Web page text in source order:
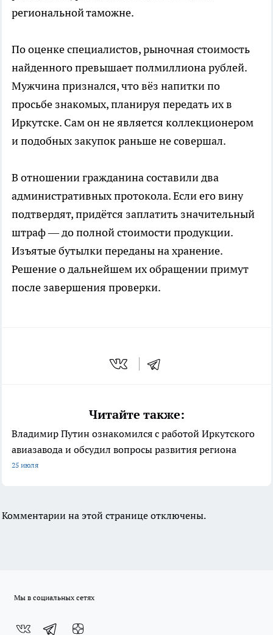
региональной таможне.
По оценке специалистов, рыночная стоимость
найденного превышает полмиллиона рублей.
Мужчина признался, что вёз напитки по
просьбе знакомых, планируя передать их в
Иркутске. Сам он не является коллекционером
и подобных закупок раньше не совершал.
В отношении гражданина составили два
административных протокола. Если его вину
подтвердят, придётся заплатить значительный
штраф — до полной стоимости продукции.
Изъятые бутылки переданы на хранение.
Решение о дальнейшем их обращении примут
после завершения проверки.
Читайте также:
Владимир Путин ознакомился с работой Иркутского
авиазавода и обсудил вопросы развития региона
25 июля
Комментарии на этой странице отключены.
Мы в социальных сетях